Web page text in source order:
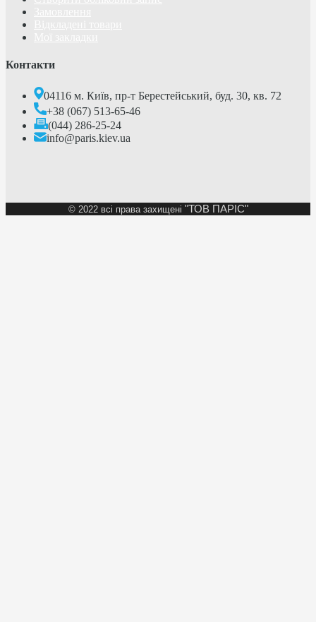
Контакти
04116 м. Київ, пр-т Берестейський, буд. 30, кв. 72
+38 (067) 513-65-46
(044) 286-25-24
info@paris.kiev.ua
© 2022 всі права захищені "ТОВ ПАРІС"